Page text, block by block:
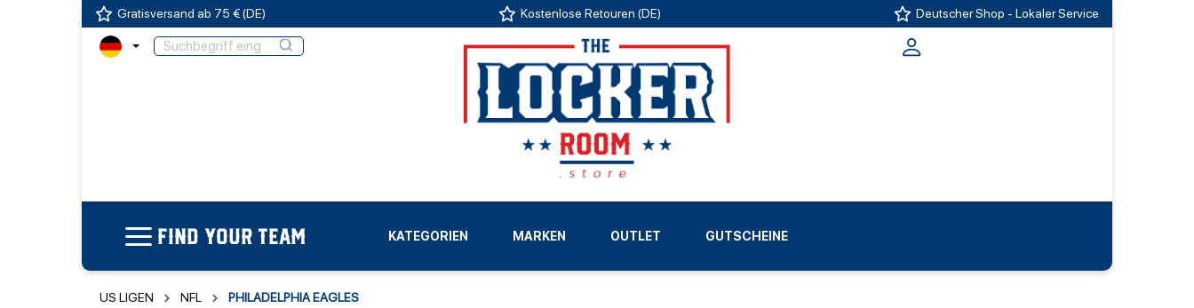
Gratisversand ab 75 € (DE) Kostenlose Retouren (DE) Deutscher Shop - Lokaler Service
FIND YOUR TEAM KATEGORIEN MARKEN
LIGEN
OUTLET GUTSCHEINE
US LIGEN NFL PHILADELPHIA EAGLES